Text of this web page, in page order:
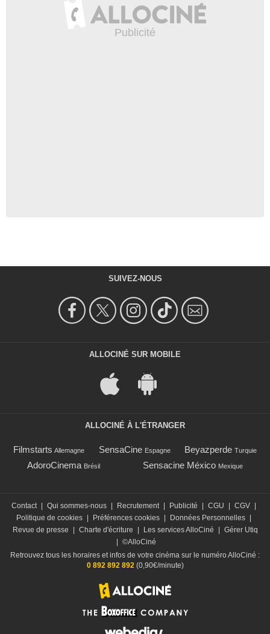
SUIVEZ-NOUS
ALLOCINÉ SUR MOBILE
ALLOCINÉ À L'ÉTRANGER
Filmstarts Allemagne SensaCine Espagne Beyazperde Turquie
AdoroCinema Brésil Sensacine México Mexique
Contact | Qui sommes-nous | Recrutement | Publicité | CGU | CGV |
Politique de cookies | Préférences cookies | Données Personnelles |
Revue de presse
| Charte d'écriture | Les services AlloCiné | Gérer Utiq
| ©AlloCiné
Retrouvez tous les horaires et infos de votre cinéma sur le numéro AlloCiné :
0 892 892 892 (0,90€/minute)